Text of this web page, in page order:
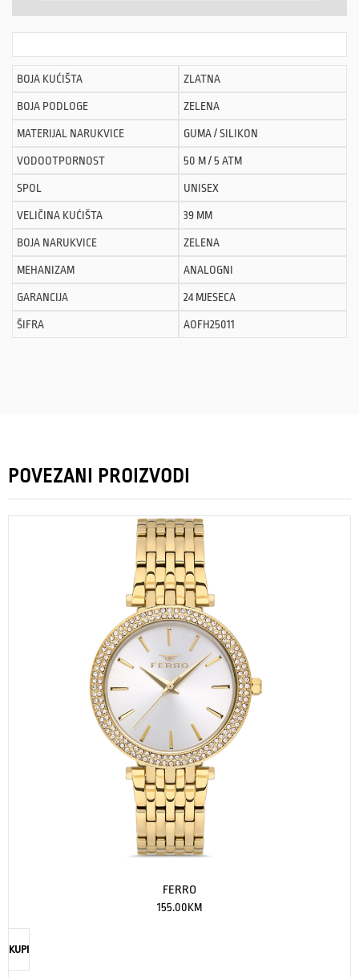
BOJA KUĆIŠTA ZLATNA
BOJA PODLOGE ZELENA
MATERIJAL NARUKVICE GUMA / SILIKON
VODOOTPORNOST 50 M / 5 ATM
SPOL UNISEX
VELIČINA KUĆIŠTA 39 MM
BOJA NARUKVICE ZELENA
MEHANIZAM ANALOGNI
GARANCIJA 24 MJESECA
ŠIFRA AOFH25011
POVEZANI PROIZVODI
FERRO
155.00KM
KUPI